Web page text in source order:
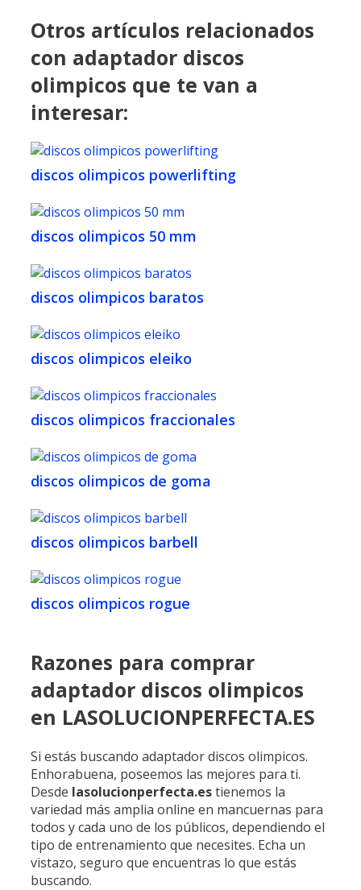
Otros artículos relacionados
con adaptador discos
olimpicos que te van a
interesar:
discos olimpicos powerlifting
discos olimpicos 50 mm
discos olimpicos baratos
discos olimpicos eleiko
discos olimpicos fraccionales
discos olimpicos de goma
discos olimpicos barbell
discos olimpicos rogue
Razones para comprar
adaptador discos olimpicos
en LASOLUCIONPERFECTA.ES
Si estás buscando adaptador discos olimpicos.
Enhorabuena, poseemos las mejores para ti.
Desde lasolucionperfecta.estienemos la
variedad más amplia online en mancuernas para
todos y cada uno de los públicos, dependiendo el
tipo de entrenamiento que necesites. Echa un
vistazo, seguro que encuentras lo que estás
buscando.